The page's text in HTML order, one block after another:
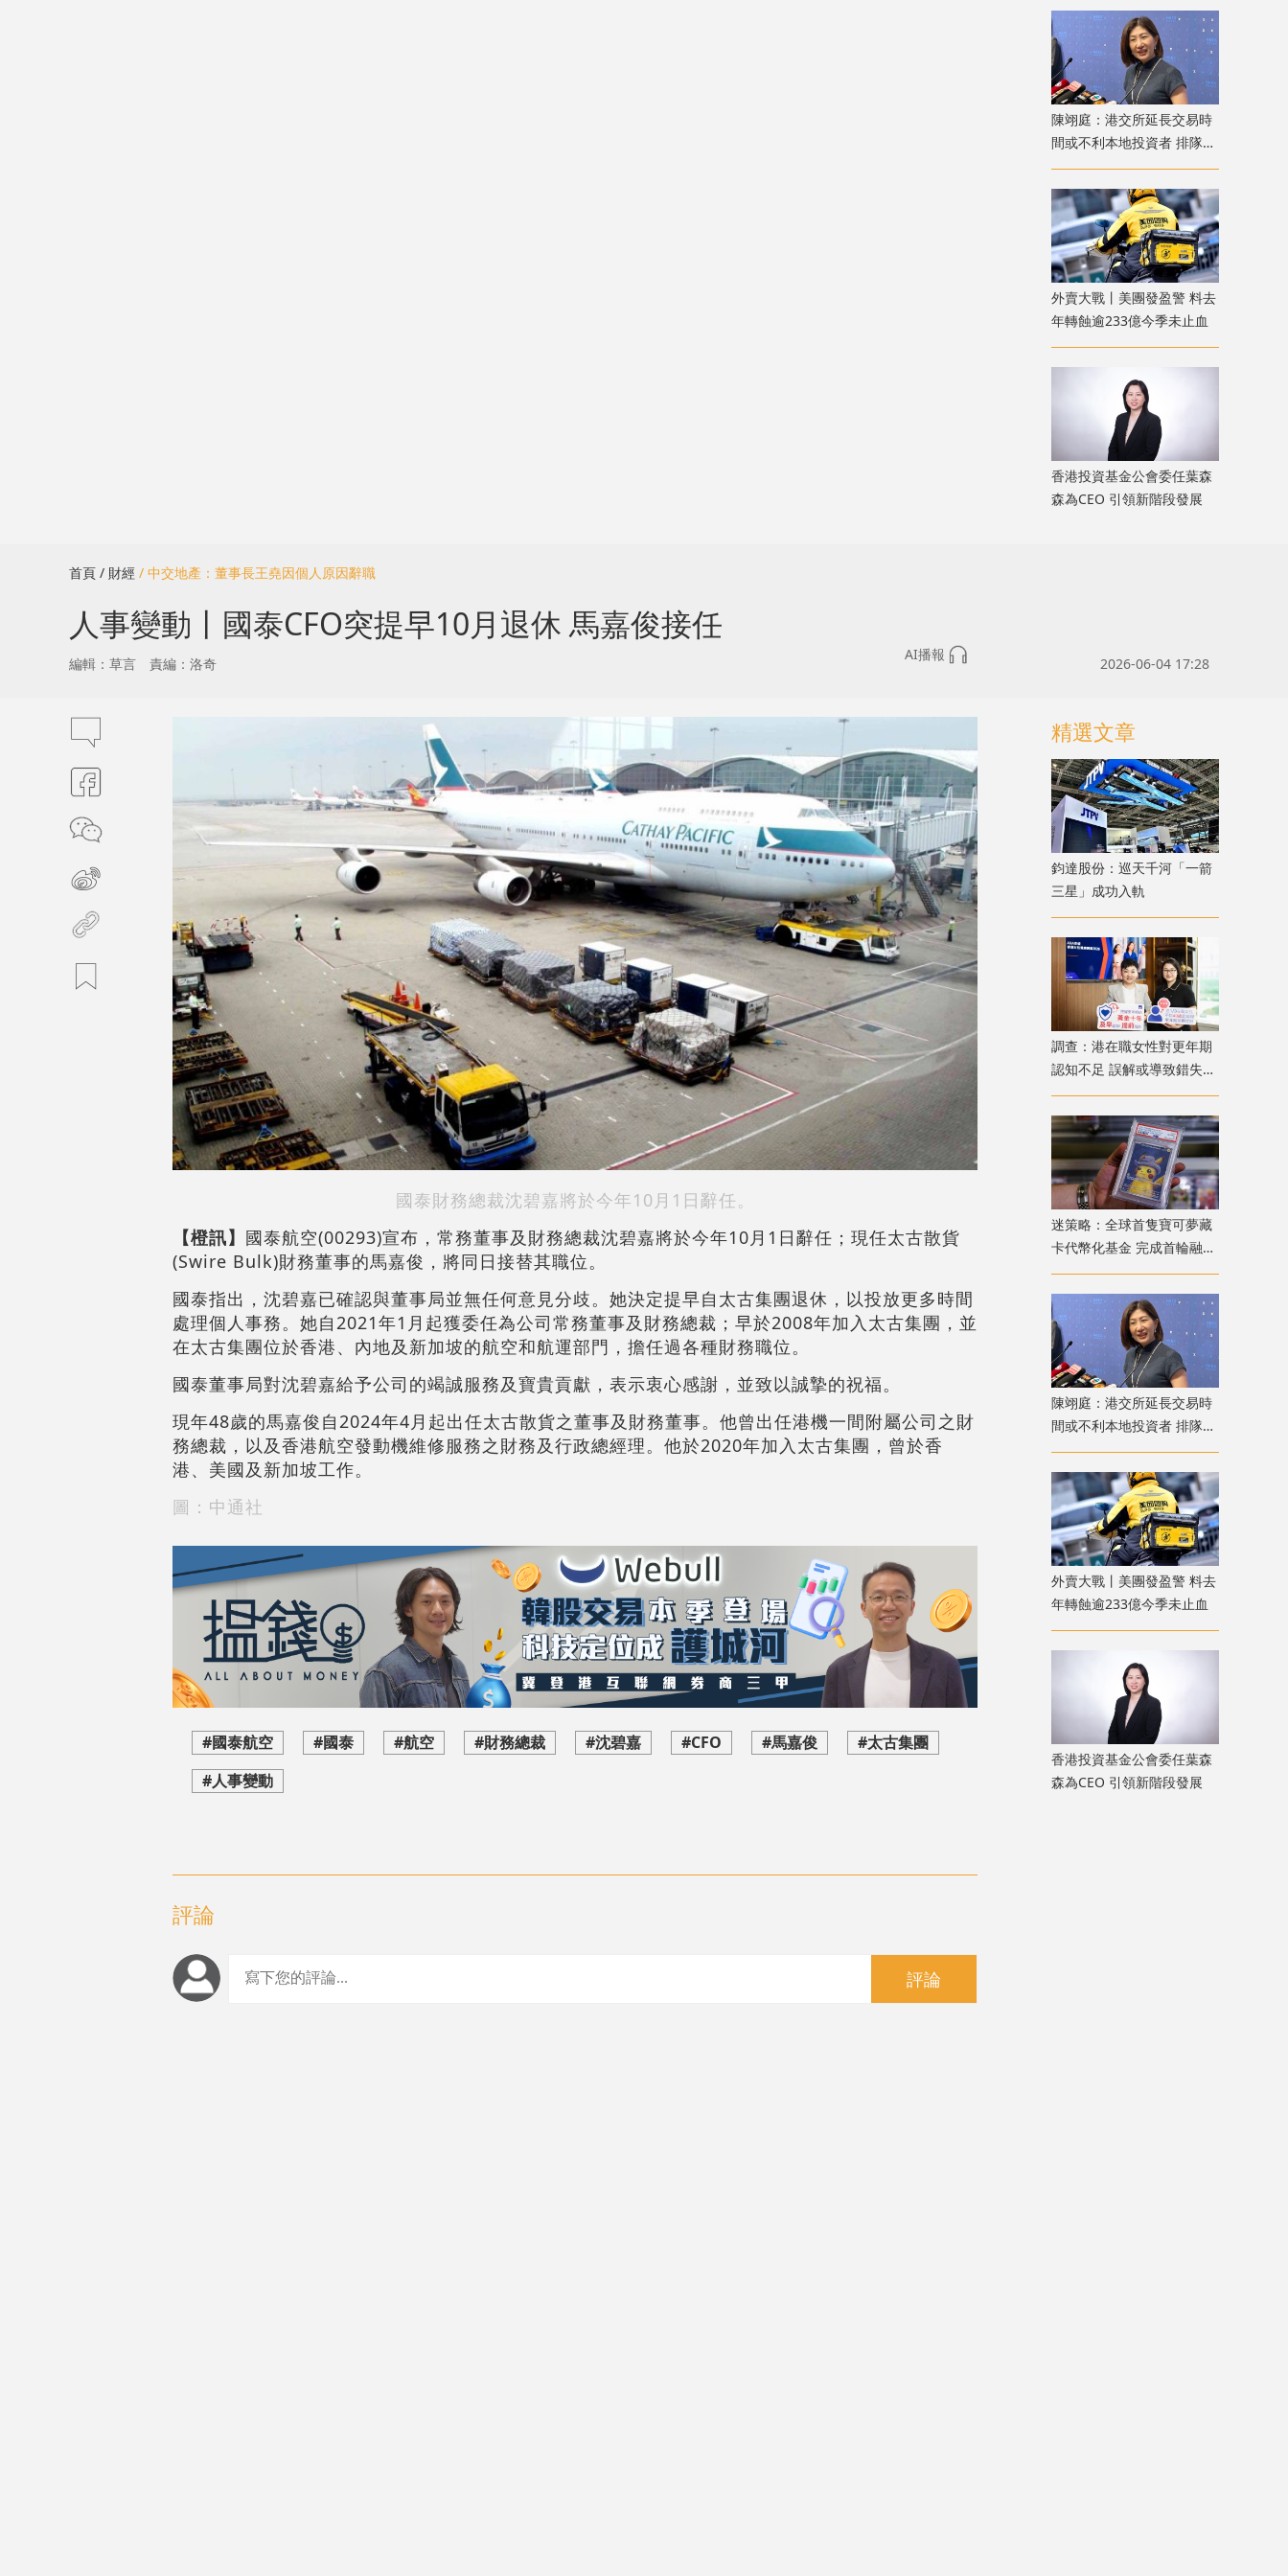
陳翊庭：港交所延長交易時
間或不利本地投資者 排隊上
市公司數量創新高
外賣大戰丨美團發盈警 料去
年轉蝕逾233億今季未止血
香港投資基金公會委任葉森
森為CEO 引領新階段發展
首頁 / 財經 / 中交地產：董事長王堯因個人原因辭職
人事變動丨國泰CFO突提早10月退休 馬嘉俊接任
AI播報
編輯：草言 責編：洛奇 2026-06-04 17:28
國泰財務總裁沈碧嘉將於今年10月1日辭任。
【橙訊】 國泰航空(00293)宣布，常務董事及財務總裁沈碧嘉將於今年10月1日辭任；現任太古散貨
(Swire Bulk)財務董事的馬嘉俊，將同日接替其職位。
國泰指出，沈碧嘉已確認與董事局並無任何意見分歧。她決定提早自太古集團退休，以投放更多時間
處理個人事務。她自2021年1月起獲委任為公司常務董事及財務總裁；早於2008年加入太古集團，並
在太古集團位於香港、內地及新加坡的航空和航運部門，擔任過各種財務職位。
國泰董事局對沈碧嘉給予公司的竭誠服務及寶貴貢獻，表示衷心感謝，並致以誠摯的祝福。
現年48歲的馬嘉俊自2024年4月起出任太古散貨之董事及財務董事。他曾出任港機一間附屬公司之財
務總裁，以及香港航空發動機維修服務之財務及行政總經理。他於2020年加入太古集團，曾於香
港、美國及新加坡工作。
圖：中通社
#國泰航空 #國泰 #航空 #財務總裁 #沈碧嘉 #CFO #馬嘉俊
#太古集團
#人事變動
評論
評論
精選文章
鈞達股份：巡天千河「一箭
三星」成功入軌
調查：港在職女性對更年期
認知不足 誤解或導致錯失
「黃金預防期」
迷策略：全球首隻寶可夢藏
卡代幣化基金 完成首輪融資
兼獲超購
陳翊庭：港交所延長交易時
間或不利本地投資者 排隊上
市公司數量創新高
外賣大戰丨美團發盈警 料去
年轉蝕逾233億今季未止血
香港投資基金公會委任葉森
森為CEO 引領新階段發展